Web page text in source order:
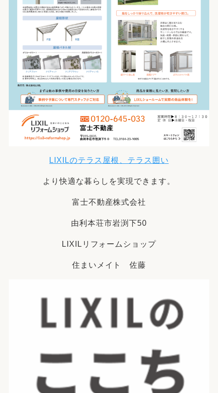
LIXILのテラス屋根、テラス囲い
より快適な暮らしを実現できます。
富士不動産株式会社
由利本荘市岩渕下50
LIXILリフォームショップ
住まいメイト 佐藤